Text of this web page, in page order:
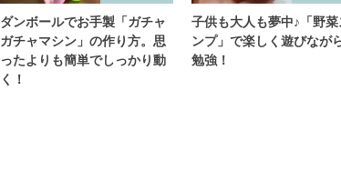
ダンボールでお手製「ガチャ
ガチャマシン」の作り方。思
ったよりも簡単でしっかり動
く！
子供も大人も夢中♪「野菜
ンプ」で楽しく遊びなが
勉強！